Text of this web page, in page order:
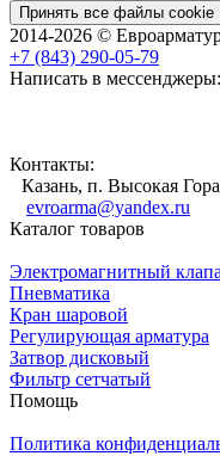
Принять все файлы cookie
2014-2026 ©
+7 (843) 290-05-79
Написать в мессенджеры:
Контакты:
Казань, п. Высокая
evroarma@yandex.ru
Каталог товаров
Электромагнитный
Пневматика
Кран шаровой
Регулирующая арматура
Затвор дисковый
Фильтр сетчатый
Помощь
Политика